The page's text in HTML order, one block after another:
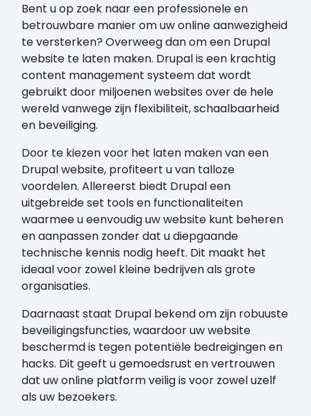
Bent u op zoek naar een professionele en
betrouwbare manier om uw online aanwezigheid
te versterken? Overweeg dan om een Drupal
website te laten maken. Drupal is een krachtig
content management systeem dat wordt
gebruikt door miljoenen websites over de hele
wereld vanwege zijn flexibiliteit, schaalbaarheid
en beveiliging.
Door te kiezen voor het laten maken van een
Drupal website, profiteert u van talloze
voordelen. Allereerst biedt Drupal een
uitgebreide set tools en functionaliteiten
waarmee u eenvoudig uw website kunt beheren
en aanpassen zonder dat u diepgaande
technische kennis nodig heeft. Dit maakt het
ideaal voor zowel kleine bedrijven als grote
organisaties.
Daarnaast staat Drupal bekend om zijn robuuste
beveiligingsfuncties, waardoor uw website
beschermd is tegen potentiële bedreigingen en
hacks. Dit geeft u gemoedsrust en vertrouwen
dat uw online platform veilig is voor zowel uzelf
als uw bezoekers.